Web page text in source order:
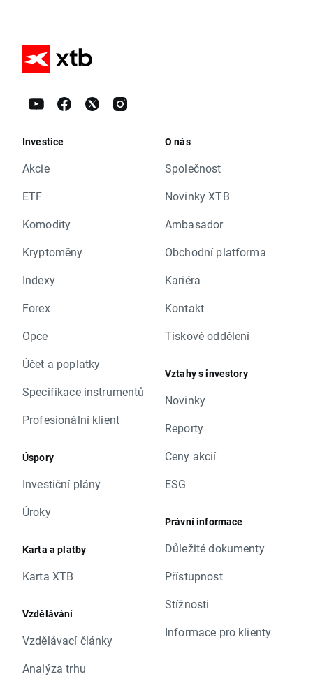
Investice
Akcie
ETF
Komodity
Kryptoměny
Indexy
Forex
Opce
Účet a poplatky
Specifikace instrumentů
Profesionální klient
Úspory
Investiční plány
Úroky
Karta a platby
Karta XTB
Vzdělávání
Vzdělávací články
Analýza trhu
O nás
Společnost
Novinky XTB
Ambasador
Obchodní platforma
Kariéra
Kontakt
Tiskové oddělení
Vztahy s investory
Novinky
Reporty
Ceny akcií
ESG
Právní informace
Důležité dokumenty
Přístupnost
Stížnosti
Informace pro klienty